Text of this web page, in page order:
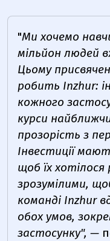
"Ми хочемо
мільйон людей
Цьому
робить Inzhur:
кожного
курси
прозорість з
Інвестиції
щоб їх
зрозумілими,
команді Inzhur
обох умов,
застосунку", —